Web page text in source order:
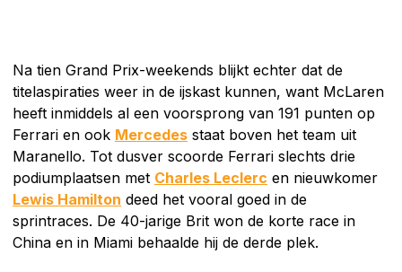
Na tien Grand Prix-weekends blijkt echter dat de
titelaspiraties weer in de ijskast kunnen, want McLaren
heeft inmiddels al een voorsprong van 191 punten op
Ferrari en ook Mercedes staat boven het team uit
Maranello. Tot dusver scoorde Ferrari slechts drie
podiumplaatsen met Charles Leclerc en nieuwkomer
Lewis Hamilton deed het vooral goed in de
sprintraces. De 40-jarige Brit won de korte race in
China en in Miami behaalde hij de derde plek.